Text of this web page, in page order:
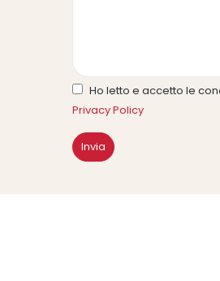
Ho letto e accetto le
Privacy Policy